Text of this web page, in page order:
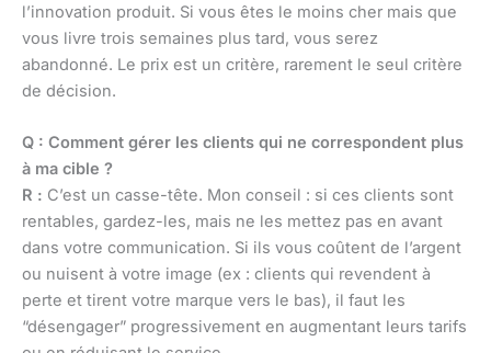
l’innovation produit. Si vous êtes le moins cher mais que
vous livre trois semaines plus tard, vous serez
abandonné. Le prix est un critère, rarement le seul critère
de décision.
Q : Comment gérer les clients qui ne correspondent plus
à ma cible ?
R : C’est un casse-tête. Mon conseil : si ces clients sont
rentables, gardez-les, mais ne les mettez pas en avant
dans votre communication. Si ils vous coûtent de l’argent
ou nuisent à votre image (ex : clients qui revendent à
perte et tirent votre marque vers le bas), il faut les
“désengager” progressivement en augmentant leurs tarifs